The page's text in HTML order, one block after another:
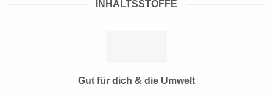
INHALTSSTOFFE
Gut für dich & die Umwelt